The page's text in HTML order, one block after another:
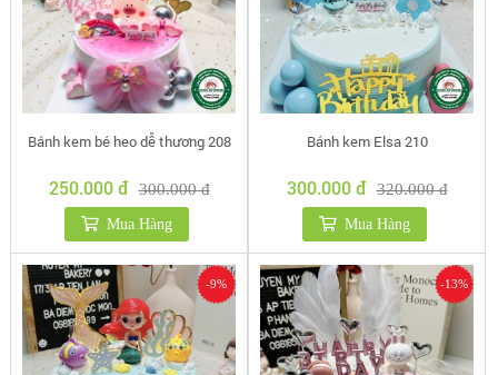
Bánh kem bé heo dễ thương 208
250.000 đ 300.000 đ
Mua Hàng
Bánh kem Elsa 210
300.000 đ 320.000 đ
Mua Hàng
-9% -13%